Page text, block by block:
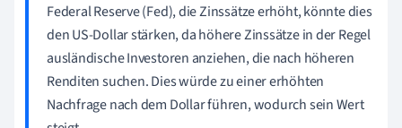
Federal Reserve (Fed), die Zinssätze erhöht, könnte dies
den US-Dollar stärken, da höhere Zinssätze in der Regel
ausländische Investoren anziehen, die nach höheren
Renditen suchen. Dies würde zu einer erhöhten
Nachfrage nach dem Dollar führen, wodurch sein Wert